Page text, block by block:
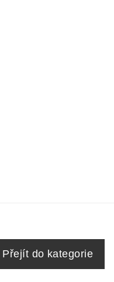
Přejít do kategorie